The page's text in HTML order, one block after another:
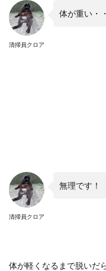
清掃員クロア
体が重い・
清掃員クロア
無理です！
体が軽くなるまで脱いだ